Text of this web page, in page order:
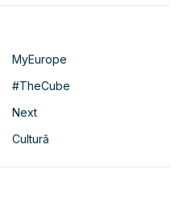
MyEurope
#TheCube
Next
Cultură